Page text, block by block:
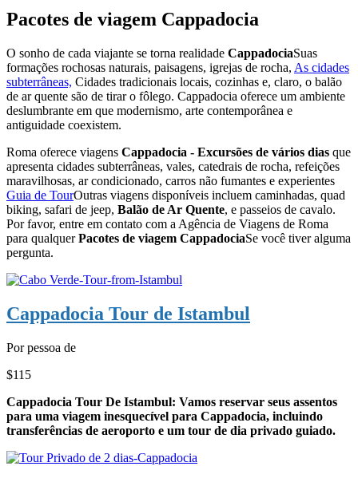
Pacotes de viagem Cappadocia
O sonho de cada viajante se torna realidade CappadociaSuas
formações rochosas naturais, paisagens, igrejas de rocha, As cidades
subterrâneas, Cidades tradicionais locais, cozinhas e, claro, o balão
de ar quente são de tirar o fôlego. Cappadocia oferece um ambiente
deslumbrante em que modernismo, arte contemporânea e
antiguidade coexistem.
Roma oferece viagens Cappadocia - Excursões de vários dias que
apresenta cidades subterrâneas, vales, catedrais de rocha, refeições
maravilhosas, ar condicionado, carros não fumantes e experientes
Guia de TourOutras viagens disponíveis incluem caminhadas, quad
biking, safari de jeep, Balão de Ar Quente, e passeios de cavalo.
Por favor, entre em contato com a Agência de Viagens de Roma
para qualquerPacotes de viagem CappadociaSe você tiver alguma
pergunta.
Cappadocia Tour de Istambul
Por pessoa de
$115
Cappadocia Tour De Istambul: Vamos reservar seus assentos
para uma viagem inesquecível para Cappadocia, incluindo
transferências de aeroporto e um tour de dia privado guiado.